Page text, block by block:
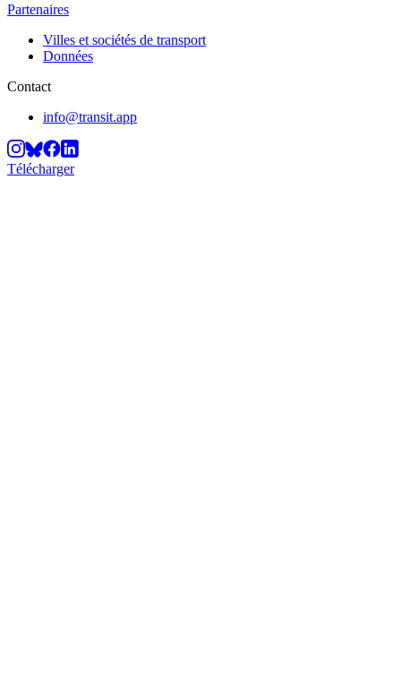
Partenaires
Villes et sociétés de transport
Données
Contact
info@transit.app
Télécharger